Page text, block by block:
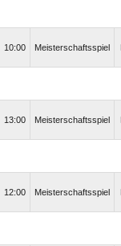
10:00 Meisterschaftsspiel
13:00 Meisterschaftsspiel
12:00 Meisterschaftsspiel